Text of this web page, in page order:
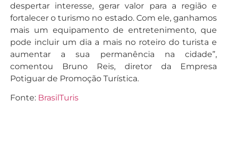
despertar interesse, gerar valor para a região e
fortalecer o turismo no estado. Com ele, ganhamos
mais um equipamento de entretenimento, que
pode incluir um dia a mais no roteiro do turista e
aumentar a sua permanência na cidade”,
comentou Bruno Reis, diretor da Empresa
Potiguar de Promoção Turística.
Fonte: BrasilTuris